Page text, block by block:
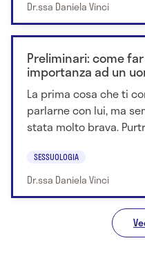
Dr.ssa Daniela Vinci
Preliminari: come
importanza ad un
La prima cosa che ti
parlarne con lui, ma
stata molto brava.
SESSUOLOGIA
Dr.ssa Daniela Vinci